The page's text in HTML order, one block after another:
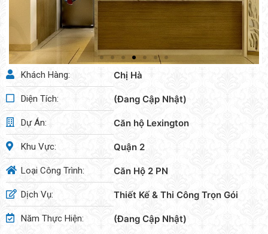
Khách Hàng:
Diện Tích:
Dự Án:
Khu Vực:
Loại Công Trình:
Dịch Vụ:
Năm Thực Hiện:
Chị Hà
(Đang Cập Nhật)
Căn hộ Lexington
Quận 2
Căn Hộ 2 PN
Thiết Kế & Thi Công Trọn Gói
(Đang Cập Nhật)